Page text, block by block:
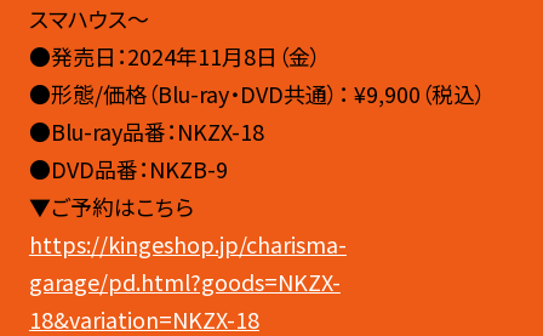
スマハウス〜
●発売日：2024年11月8日（金）
●形態/価格（Blu-ray・DVD共通）： ¥9,900（税込）
●Blu-ray品番：NKZX-18
●DVD品番：NKZB-9
▼ご予約はこちら
https://kingeshop.jp/charisma-
garage/pd.html?goods=NKZX-
18&variation=NKZX-18